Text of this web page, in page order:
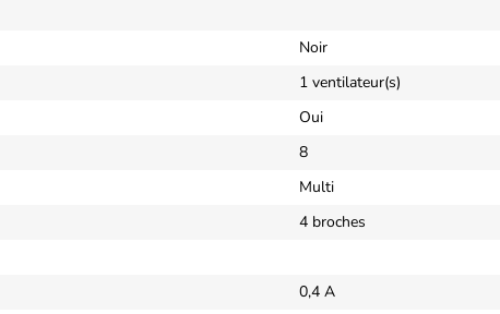
Noir
1 ventilateur(s)
Oui
8
Multi
4 broches
0,4 A